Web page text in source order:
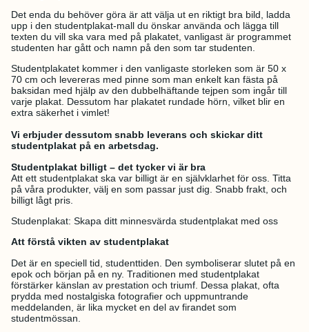
Det enda du behöver göra är att välja ut en riktigt bra bild, ladda
upp i den studentplakat-mall du önskar använda och lägga till
texten du vill ska vara med på plakatet, vanligast är programmet
studenten har gått och namn på den som tar studenten.
Studentplakatet kommer i den vanligaste storleken som är 50 x
70 cm och levereras med pinne som man enkelt kan fästa på
baksidan med hjälp av den dubbelhäftande tejpen som ingår till
varje plakat. Dessutom har plakatet rundade hörn, vilket blir en
extra säkerhet i vimlet!
Vi erbjuder dessutom snabb leverans och skickar ditt
studentplakat på en arbetsdag.
Studentplakat billigt – det tycker vi är bra
Att ett studentplakat ska var billigt är en självklarhet för oss. Titta
på våra produkter, välj en som passar just dig. Snabb frakt, och
billigt lågt pris.
Studenplakat: Skapa ditt minnesvärda studentplakat med oss
Att förstå vikten av studentplakat
Det är en speciell tid, studenttiden. Den symboliserar slutet på en
epok och början på en ny. Traditionen med studentplakat
förstärker känslan av prestation och triumf. Dessa plakat, ofta
prydda med nostalgiska fotografier och uppmuntrande
meddelanden, är lika mycket en del av firandet som
studentmössan.